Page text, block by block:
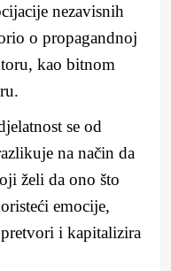
nezavisnih
o propagandnoj
kao bitnom
se od
na način da
želi da ono što
emocije,
pretvori i kapitalizira